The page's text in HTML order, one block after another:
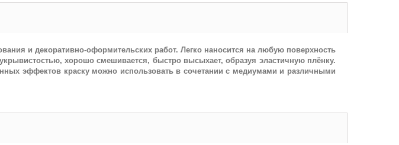
и декоративно-оформительских работ. Легко наносится на любую поверхность
хорошо смешивается, быстро высыхает, образуя эластичную плёнку.
эффектов краску можно использовать в сочетании с медиумами и различными